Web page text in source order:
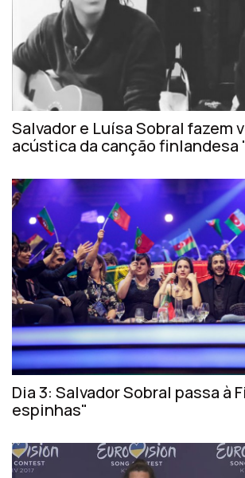
Salvador e Luísa Sobral fazem
acústica da canção finlandesa
Dia 3: Salvador Sobral passa à
espinhas"